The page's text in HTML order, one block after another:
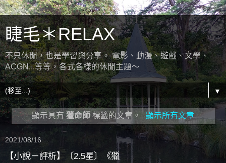
睫毛＊RELAX
不只休閒，也是學習與分享。 電影、動漫、遊戲、文學、
ACGN...等等，各式各樣的休閒主題～
▼
顯示具有 獵命師標籤的文章。 顯示所有文章
2021/08/16
【小說－評析】〔2.5星〕《獵